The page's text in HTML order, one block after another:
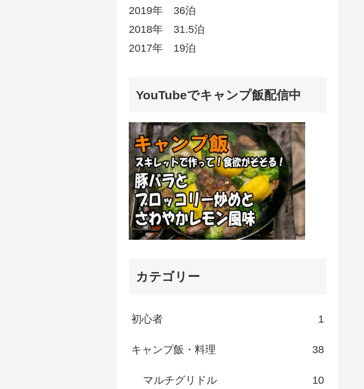
2019年 36泊
2018年 31.5泊
2017年 19泊
YouTubeでキャンプ飯配信中
カテゴリー
初心者 1
キャンプ飯・料理 38
マルチグリドル 10